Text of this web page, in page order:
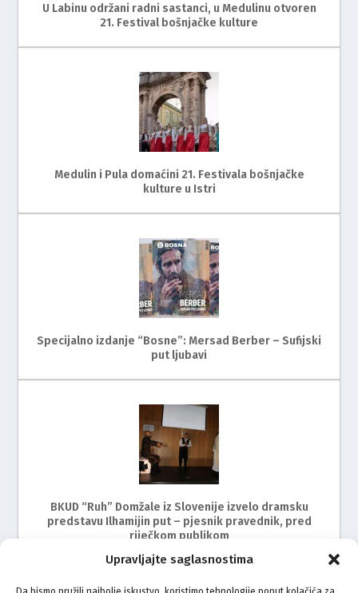
Upravljajte saglasnostima
U Labinu održani radni sastanci, u Medulinu otvoren
21. Festival bošnjačke kulture
Medulin i Pula domaćini 21. Festivala bošnjačke
kulture u Istri
Specijalno izdanje “Bosne”: Mersad Berber – Sufijski
put ljubavi
BKUD “Ruh” Domžale iz Slovenije izvelo dramsku
predstavu Ilhamijin put – pjesnik pravednik, pred
riječkom publikom